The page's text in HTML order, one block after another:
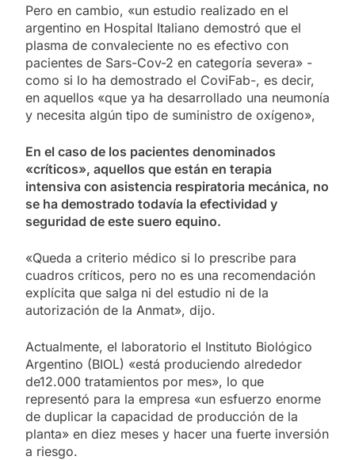
Pero en cambio, «un estudio realizado en el
argentino en Hospital Italiano demostró que el
plasma de convaleciente no es efectivo con
pacientes de Sars-Cov-2 en categoría severa» -
como si lo ha demostrado el CoviFab-, es decir,
en aquellos «que ya ha desarrollado una neumonía
y necesita algún tipo de suministro de oxígeno»,
En el caso de los pacientes denominados
«críticos», aquellos que están en terapia
intensiva con asistencia respiratoria mecánica, no
se ha demostrado todavía la efectividad y
seguridad de este suero equino.
«Queda a criterio médico si lo prescribe para
cuadros críticos, pero no es una recomendación
explícita que salga ni del estudio ni de la
autorización de la Anmat», dijo.
Actualmente, el laboratorio el Instituto Biológico
Argentino (BIOL) «está produciendo alrededor
de12.000 tratamientos por mes», lo que
representó para la empresa «un esfuerzo enorme
de duplicar la capacidad de producción de la
planta» en diez meses y hacer una fuerte inversión
a riesgo.